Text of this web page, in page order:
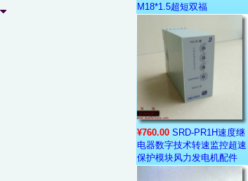
M18*1.5超短双福
¥760.00 SRD-PR1H速度继
电器数字技术转速监控超速
保护模块风力发电机配件